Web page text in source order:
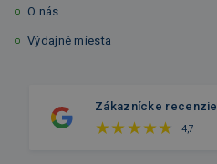
O nás
Výdajné miesta
Zákaznícke recenzie
4,7